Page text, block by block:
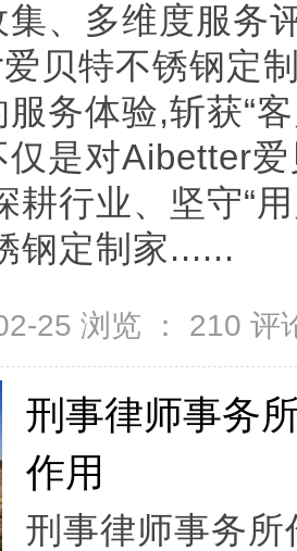
、多维度服务
贝特不锈钢定
务体验,斩获“
仅是对Aibetter
耕行业、坚守“
钢定制家......
25 浏览 ： 210 评
刑事律师事务
作用
刑事律师事务